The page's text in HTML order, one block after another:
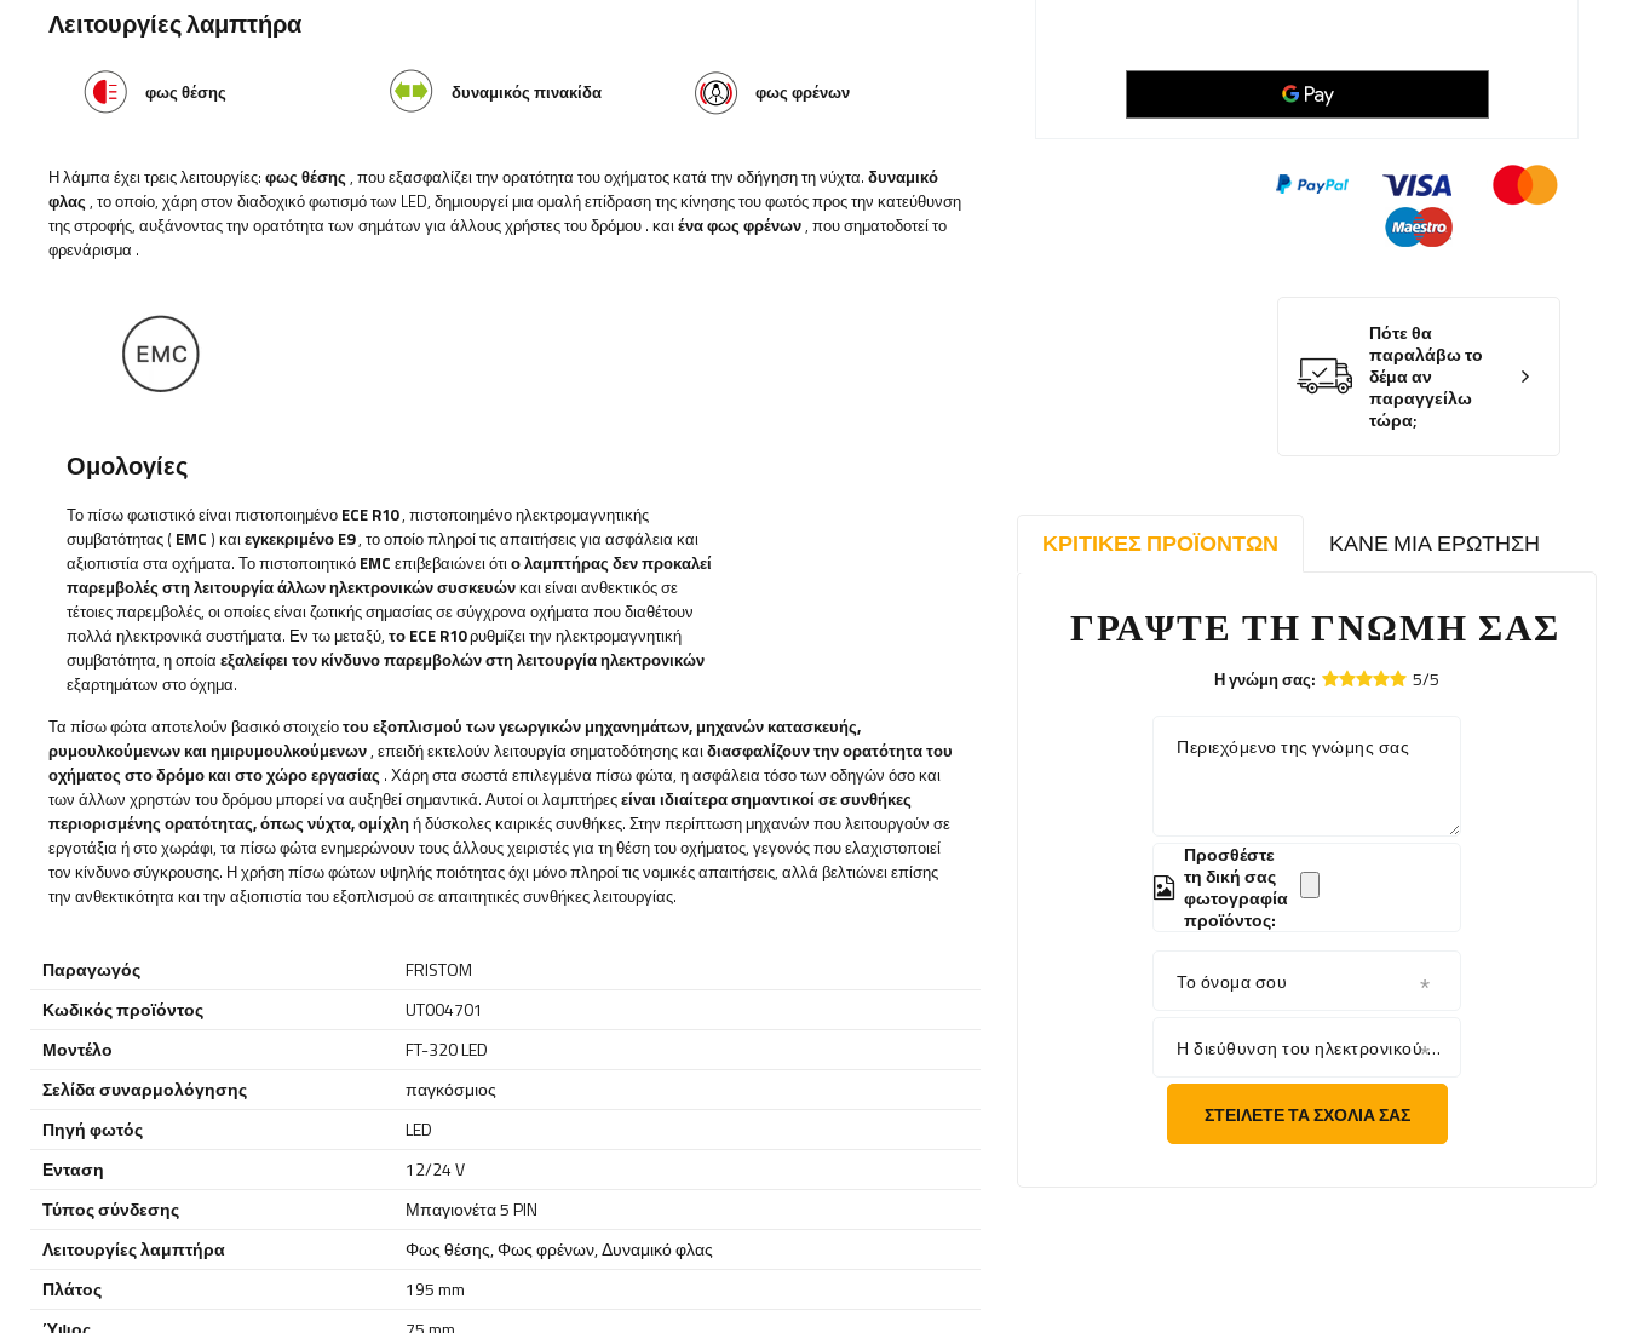
Πότε θα
παραλάβω το
δέμα αν
παραγγείλω
τώρα;
ΚΡΙΤΙΚΈΣ ΠΡΟΪΌΝΤΩΝ ΚΆΝΕ ΜΙΑ ΕΡΏΤΗΣΗ
ΓΡΆΨΤΕ ΤΗ ΓΝΏΜΗ ΣΑΣ
Η γνώμη σας: 5/5
Περιεχόμενο της γνώμης σας
Προσθέστε
τη δική σας
φωτογραφία
προϊόντος:
Το όνομα σου
Η διεύθυνση του ηλεκτρονικού σου ταχυδρομείου
ΣΤΕΊΛΕΤΕ ΤΑ ΣΧΌΛΙΆ ΣΑΣ
Λειτουργίες λαμπτήρα
φως θέσης δυναμικός πινακίδα φως φρένων
Η λάμπα έχει τρεις λειτουργίες: φως θέσης, που εξασφαλίζει την ορατότητα του οχήματος κατά την οδήγηση τη νύχτα. δυναμικό
φλας, το οποίο, χάρη στον διαδοχικό φωτισμό των LED, δημιουργεί μια ομαλή επίδραση της κίνησης του φωτός προς την κατεύθυνση
της στροφής, αυξάνοντας την ορατότητα των σημάτων για άλλους χρήστες του δρόμου . καιένα φως φρένων, που σηματοδοτεί το
φρενάρισμα .
Ομολογίες
Το πίσω φωτιστικό είναι πιστοποιημένο ECE R10, πιστοποιημένοηλεκτρομαγνητικής
συμβατότητας ( EMC ) καιεγκεκριμένο E9, το οποίο πληροί τις απαιτήσεις για ασφάλεια και
αξιοπιστία στα οχήματα. Το πιστοποιητικό EMC επιβεβαιώνει ότιο λαμπτήρας δεν προκαλεί
παρεμβολές στη λειτουργία άλλων ηλεκτρονικών συσκευώνκαι είναι ανθεκτικός σε
τέτοιες παρεμβολές, οι οποίες είναι ζωτικής σημασίας σε σύγχρονα οχήματα που διαθέτουν
πολλά ηλεκτρονικά συστήματα. Εν τω μεταξύ, το ECE R10ρυθμίζει την ηλεκτρομαγνητική
συμβατότητα, η οποία εξαλείφει τον κίνδυνο παρεμβολών στη λειτουργία ηλεκτρονικών
εξαρτημάτων στο όχημα.
Τα πίσω φώτα αποτελούν βασικό στοιχείοτου εξοπλισμού των γεωργικών μηχανημάτων, μηχανών κατασκευής,
ρυμουλκούμενων και ημιρυμουλκούμενων , επειδή εκτελούν λειτουργία σηματοδότησης καιδιασφαλίζουν την ορατότητα του
οχήματος στο δρόμο και στο χώρο εργασίας . Χάρη στα σωστά επιλεγμένα πίσω φώτα, η ασφάλεια τόσο των οδηγών όσο και
των άλλων χρηστών του δρόμου μπορεί να αυξηθεί σημαντικά. Αυτοί οι λαμπτήρεςείναι ιδιαίτερα σημαντικοί σε συνθήκες
περιορισμένης ορατότητας, όπως νύχτα, ομίχληή δύσκολες καιρικές συνθήκες. Στην περίπτωση μηχανών που λειτουργούν σε
εργοτάξια ή στο χωράφι, τα πίσω φώτα ενημερώνουν τους άλλους χειριστές για τη θέση του οχήματος, γεγονός που ελαχιστοποιεί
τον κίνδυνο σύγκρουσης. Η χρήση πίσω φώτων υψηλής ποιότητας όχι μόνο πληροί τις νομικές απαιτήσεις, αλλά βελτιώνει επίσης
την ανθεκτικότητα και την αξιοπιστία του εξοπλισμού σε απαιτητικές συνθήκες λειτουργίας.
Παραγωγός
FRISTOM
Κωδικός προϊόντος
UT004701
Μοντέλο
FT-320 LED
Σελίδα συναρμολόγησης
παγκόσμιος
Πηγή φωτός
LED
Ενταση
12/24 V
Τύπος σύνδεσης
Μπαγιονέτα 5 PIN
Λειτουργίες λαμπτήρα
Φως θέσης,Φως φρένων,Δυναμικό φλας
Πλάτος
195 mm